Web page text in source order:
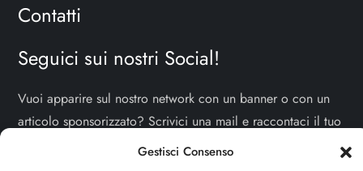
Gestisci Consenso
Contatti
Seguici sui nostri Social!
Vuoi apparire sul nostro network con un banner o con un
articolo sponsorizzato? Scrivici una mail e raccontaci il tuo
TI ASPETTIAMO!